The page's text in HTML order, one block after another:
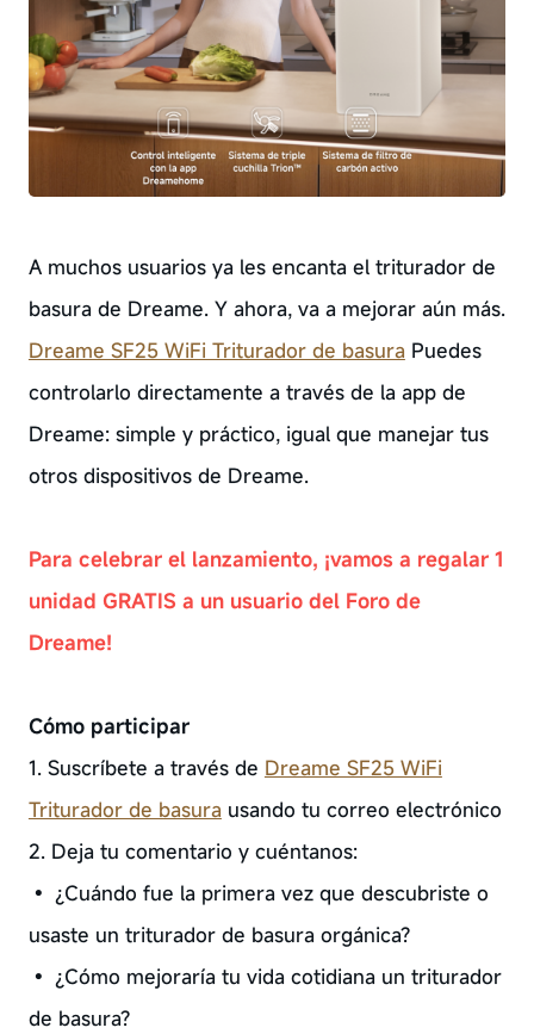
A muchos usuarios ya les encanta el triturador de
basura de Dreame. Y ahora, va a mejorar aún más.
Dreame SF25 WiFi Triturador de basura Puedes
controlarlo directamente a través de la app de
Dreame: simple y práctico, igual que manejar tus
otros dispositivos de Dreame.
Para celebrar el lanzamiento, ¡vamos a regalar 1
unidad GRATIS a un usuario del Foro de
Dreame!
Cómo participar
1. Suscríbete a través de Dreame SF25 WiFi
Triturador de basura usando tu correo electrónico
2. Deja tu comentario y cuéntanos:
• ¿Cuándo fue la primera vez que descubriste o
usaste un triturador de basura orgánica?
• ¿Cómo mejoraría tu vida cotidiana un triturador
de basura?